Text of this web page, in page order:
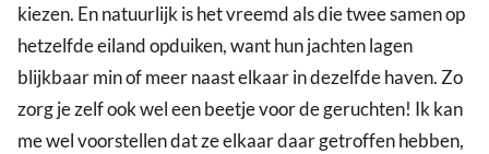
kiezen. En natuurlijk is het vreemd als die twee samen op
hetzelfde eiland opduiken, want hun jachten lagen
blijkbaar min of meer naast elkaar in dezelfde haven. Zo
zorg je zelf ook wel een beetje voor de geruchten! Ik kan
me wel voorstellen dat ze elkaar daar getroffen hebben,